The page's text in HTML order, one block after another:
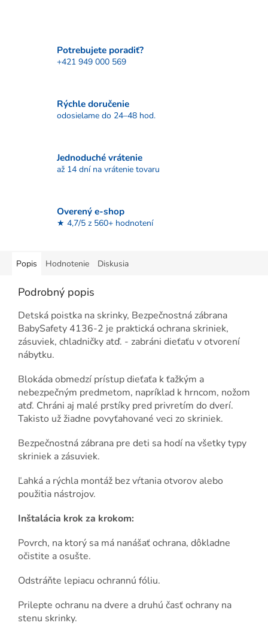
Potrebujete poradiť?
+421 949 000 569
Rýchle doručenie
odosielame do 24–48 hod.
Jednoduché vrátenie
až 14 dní na vrátenie tovaru
Overený e-shop
★ 4,7/5 z 560+ hodnotení
Popis Hodnotenie Diskusia
Podrobný popis
Detská poistka na skrinky, Bezpečnostná zábrana
BabySafety 4136-2 je praktická ochrana skriniek,
zásuviek, chladničky atď. - zabráni dieťaťu v otvorení
nábytku.
Blokáda obmedzí prístup dieťaťa k ťažkým a
nebezpečným predmetom, napríklad k hrncom, nožom
atď. Chráni aj malé prstíky pred privretím do dverí.
Takisto už žiadne povyťahované veci zo skriniek.
Bezpečnostná zábrana pre deti sa hodí na všetky typy
skriniek a zásuviek.
Ľahká a rýchla montáž bez vŕtania otvorov alebo
použitia nástrojov.
Inštalácia krok za krokom:
Povrch, na ktorý sa má nanášať ochrana, dôkladne
očistite a osušte.
Odstráňte lepiacu ochrannú fóliu.
Prilepte ochranu na dvere a druhú časť ochrany na
stenu skrinky.